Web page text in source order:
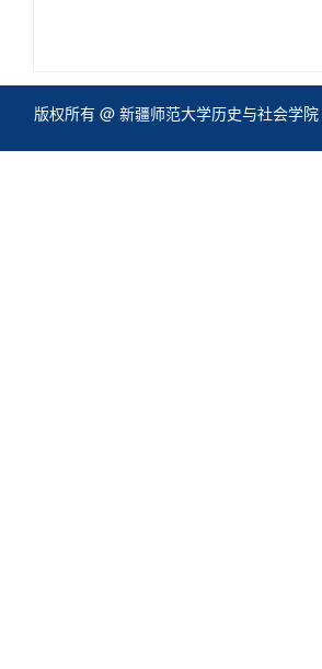
版权所有 @ 新疆师范大学历史与社会学院